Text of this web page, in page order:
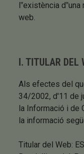
l‟existència
web.
I. TITULAR DEL
Als efectes del
34/2002, d'11 de
la Informació i de
la informació
Titular del Web: